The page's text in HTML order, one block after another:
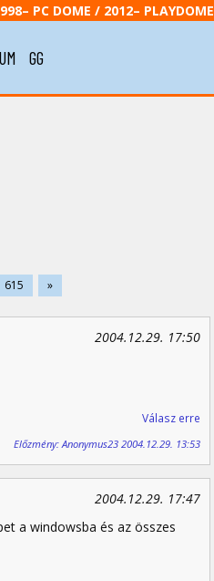
PC DOME / 2012– PLAYDOME
GG
615 »
2004.12.29. 17:50
Válasz erre
Előzmény: Anonymus23 2004.12.29. 13:53
2004.12.29. 17:47
a windowsba és az összes